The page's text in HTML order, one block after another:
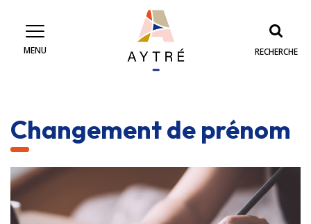
MENU RECHERCHE
Changement de prénom